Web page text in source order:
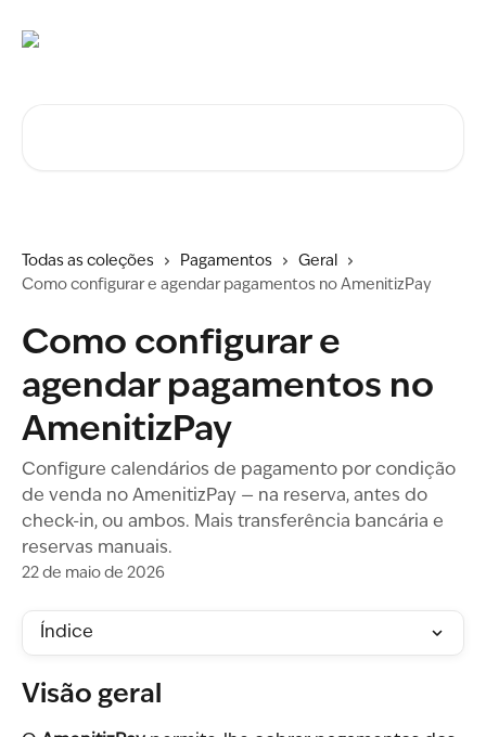
Todas as coleções Pagamentos
Geral
Como configurar e agendar pagamentos no AmenitizPay
Como configurar e
agendar pagamentos no
AmenitizPay
Configure calendários de pagamento por condição
de venda no AmenitizPay — na reserva, antes do
check-in, ou ambos. Mais transferência bancária e
reservas manuais.
22 de maio de 2026
Índice
Visão geral